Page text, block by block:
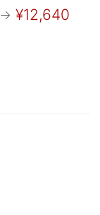
→ ¥12,640